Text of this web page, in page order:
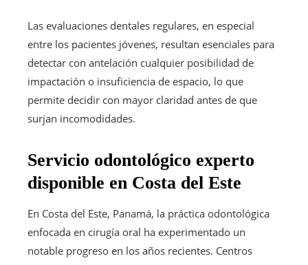
Las evaluaciones dentales regulares, en especial
entre los pacientes jóvenes, resultan esenciales para
detectar con antelación cualquier posibilidad de
impactación o insuficiencia de espacio, lo que
permite decidir con mayor claridad antes de que
surjan incomodidades.
Servicio odontológico experto
disponible en Costa del Este
En Costa del Este, Panamá, la práctica odontológica
enfocada en cirugía oral ha experimentado un
notable progreso en los años recientes. Centros